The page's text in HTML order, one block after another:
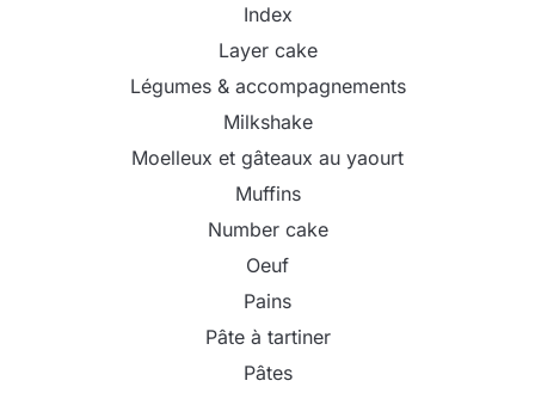
Index
Layer cake
Légumes & accompagnements
Milkshake
Moelleux et gâteaux au yaourt
Muffins
Number cake
Oeuf
Pains
Pâte à tartiner
Pâtes